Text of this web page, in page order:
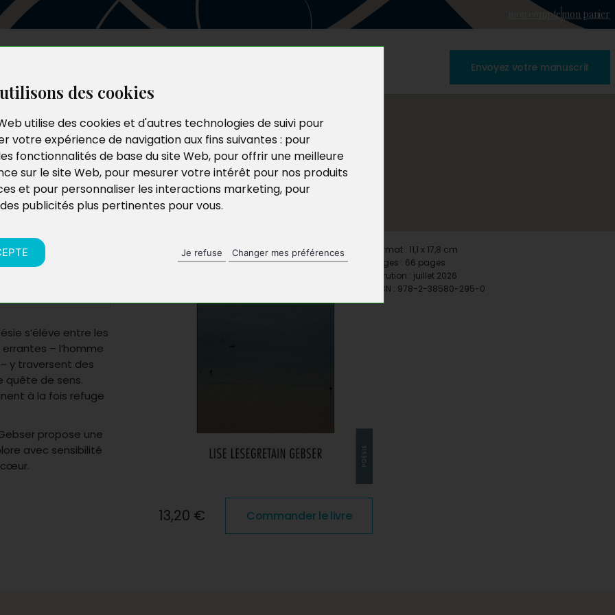
des cookies
utilise des cookies et d'autres technologies de suivi pour
votre expérience de navigation aux fins suivantes : pour
fonctionnalités de base du site Web, pour offrir une meilleure
sur le site Web, pour mesurer votre intérêt pour nos produits
et pour personnaliser les interactions marketing, pour
publicités plus pertinentes pour vous.
Je refuse Changer mes préférences
mon comptemon panier
Envoyez votre manuscrit
des
s’élève entre les
– l’homme
y traversent des
quête de sens.
à la fois refuge
propose une
avec sensibilité
cœur.
13,20 € Commander le livre
Format : 11,1 x 17,8 cm
Pages : 66 pages
Parution : juillet 2026
ISBN : 978-2-38580-295-0